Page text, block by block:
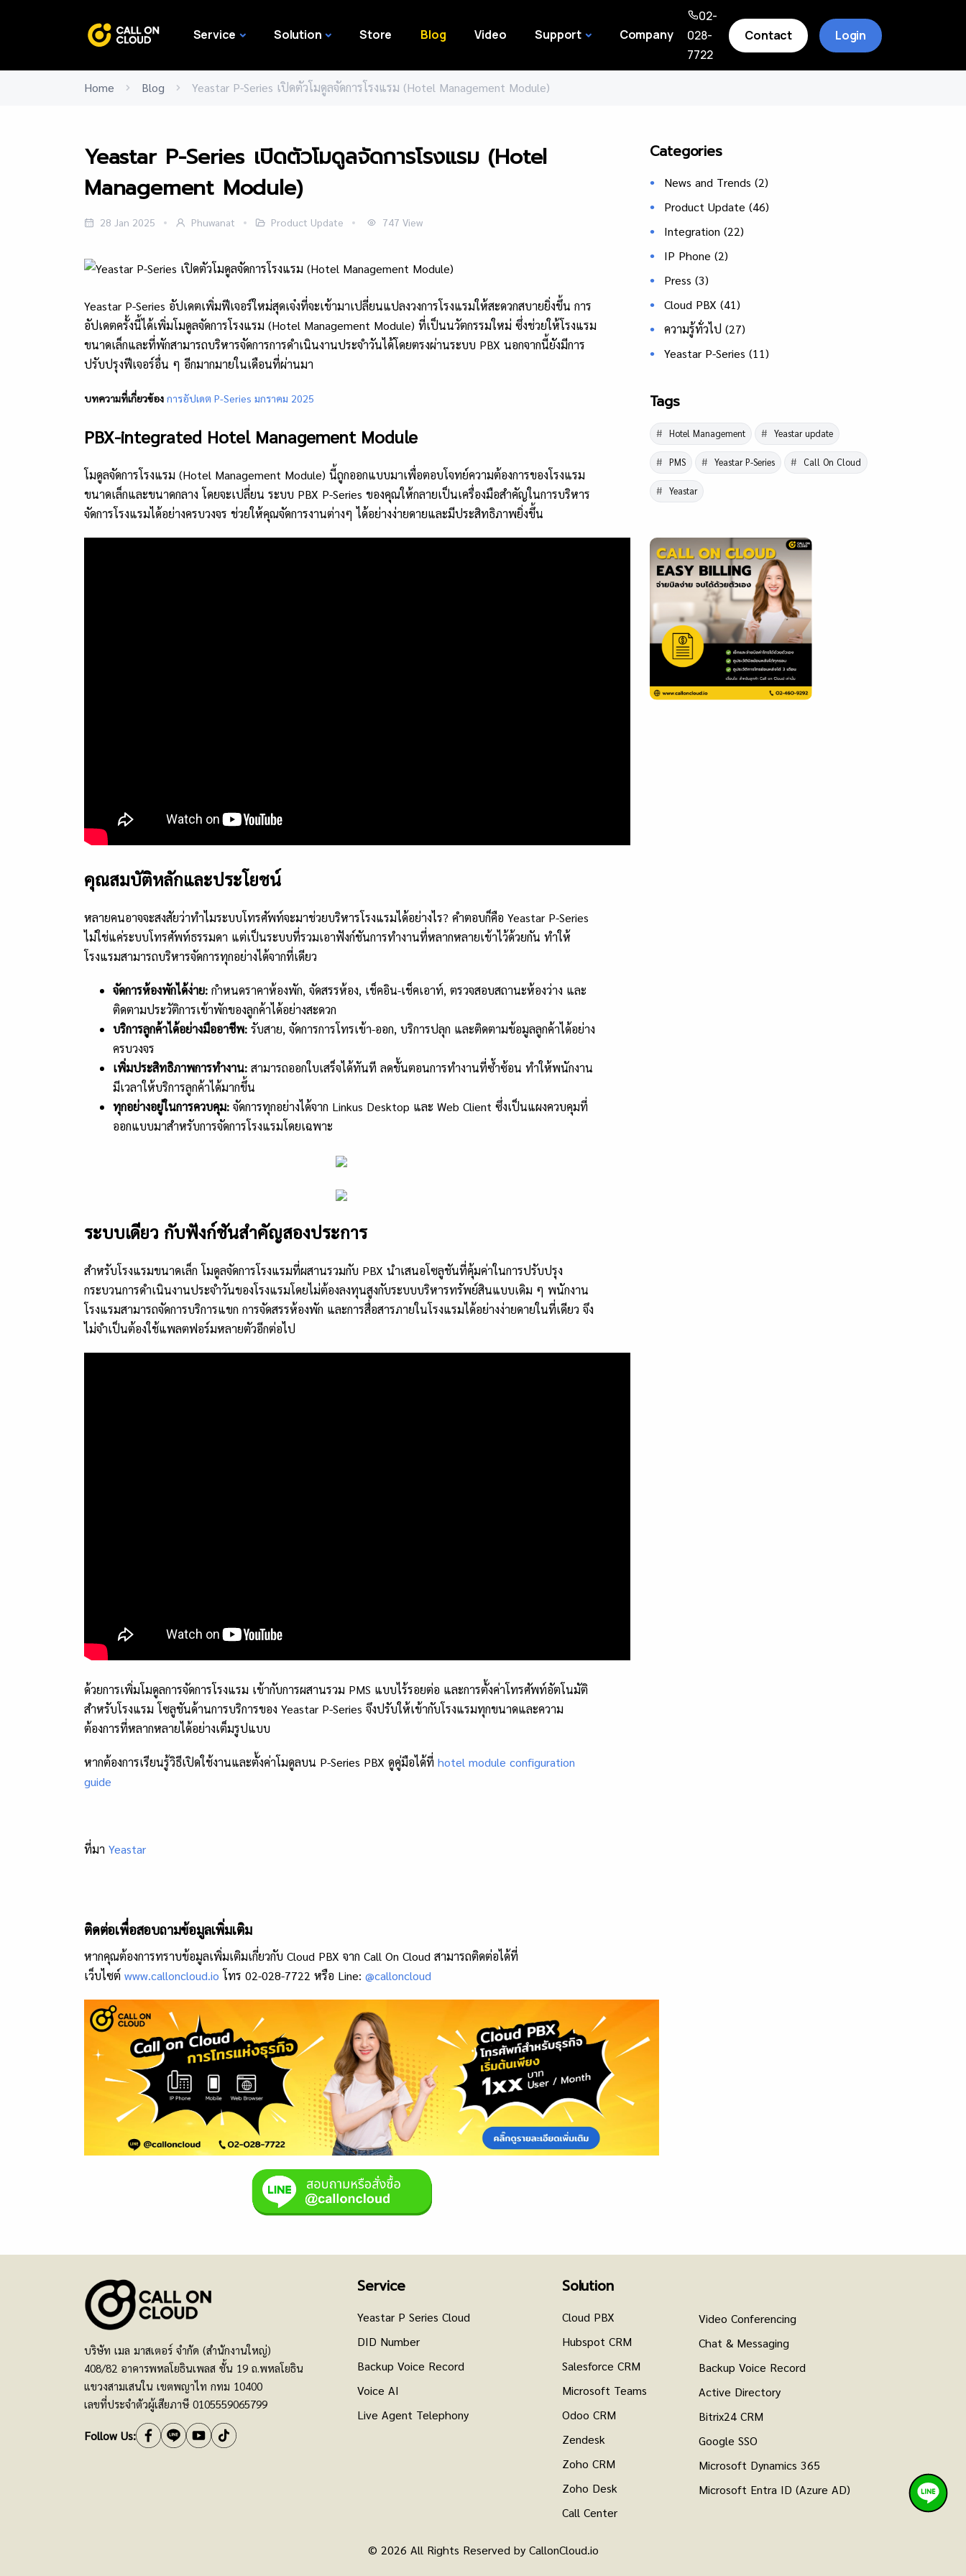
Service Solution Store Blog Video Support Company
02-
028-
7722
Contact Login
Home Blog Yeastar P-Series เปิดตัวโมดูลจัดการโรงแรม (Hotel Management Module)
Yeastar P-Series เปิดตัวโมดูลจัดการโรงแรม (Hotel
Management Module)
28 Jan 2025 Phuwanat Product Update 747 View
Yeastar P-Series อัปเดตเพิ่มฟีเจอร์ใหม่สุดเจ๋งที่จะเข้ามาเปลี่ยนแปลงวงการโรงแรมให้สะดวกสบายยิ่งขึ้น การ
อัปเดตครั้งนี้ได้เพิ่มโมดูลจัดการโรงแรม (Hotel Management Module) ที่เป็นนวัตกรรมใหม่ ซึ่งช่วยให้โรงแรม
ขนาดเล็กและที่พักสามารถบริหารจัดการการดำเนินงานประจำวันได้โดยตรงผ่านระบบ PBX นอกจากนี้ยังมีการ
ปรับปรุงฟีเจอร์อื่น ๆ อีกมากมายในเดือนที่ผ่านมา
บทความที่เกี่ยวข้อง การอัปเดต P-Series มกราคม 2025
PBX-integrated Hotel Management Module
โมดูลจัดการโรงแรม (Hotel Management Module) นี้ถูกออกแบบมาเพื่อตอบโจทย์ความต้องการของโรงแรม
ขนาดเล็กและขนาดกลาง โดยจะเปลี่ยน ระบบ PBX P-Series ของคุณให้กลายเป็นเครื่องมือสำคัญในการบริหาร
จัดการโรงแรมได้อย่างครบวงจร ช่วยให้คุณจัดการงานต่างๆ ได้อย่างง่ายดายและมีประสิทธิภาพยิ่งขึ้น
คุณสมบัติหลักและประโยชน์
หลายคนอาจจะสงสัยว่าทำไมระบบโทรศัพท์จะมาช่วยบริหารโรงแรมได้อย่างไร? คำตอบก็คือ Yeastar P-Series
ไม่ใช่แค่ระบบโทรศัพท์ธรรมดา แต่เป็นระบบที่รวมเอาฟังก์ชันการทำงานที่หลากหลายเข้าไว้ด้วยกัน ทำให้
โรงแรมสามารถบริหารจัดการทุกอย่างได้จากที่เดียว
จัดการห้องพักได้ง่าย: กำหนดราคาห้องพัก, จัดสรรห้อง, เช็คอิน-เช็คเอาท์, ตรวจสอบสถานะห้องว่าง และ
ติดตามประวัติการเข้าพักของลูกค้าได้อย่างสะดวก
บริการลูกค้าได้อย่างมืออาชีพ: รับสาย, จัดการการโทรเข้า-ออก, บริการปลุก และติดตามข้อมูลลูกค้าได้อย่าง
ครบวงจร
เพิ่มประสิทธิภาพการทำงาน: สามารถออกใบเสร็จได้ทันที ลดขั้นตอนการทำงานที่ซ้ำซ้อน ทำให้พนักงาน
มีเวลาให้บริการลูกค้าได้มากขึ้น
ทุกอย่างอยู่ในการควบคุม: จัดการทุกอย่างได้จาก Linkus Desktop และ Web Client ซึ่งเป็นแผงควบคุมที่
ออกแบบมาสำหรับการจัดการโรงแรมโดยเฉพาะ
ระบบเดียว กับฟังก์ชันสำคัญสองประการ
สำหรับโรงแรมขนาดเล็ก โมดูลจัดการโรงแรมที่ผสานรวมกับ PBX นำเสนอโซลูชันที่คุ้มค่าในการปรับปรุง
กระบวนการดำเนินงานประจำวันของโรงแรมโดยไม่ต้องลงทุนสูงกับระบบบริหารทรัพย์สินแบบเดิม ๆ พนักงาน
โรงแรมสามารถจัดการบริการแขก การจัดสรรห้องพัก และการสื่อสารภายในโรงแรมได้อย่างง่ายดายในที่เดียว จึง
ไม่จำเป็นต้องใช้แพลตฟอร์มหลายตัวอีกต่อไป
ด้วยการเพิ่มโมดูลการจัดการโรงแรม เข้ากับการผสานรวม PMS แบบไร้รอยต่อ และการตั้งค่าโทรศัพท์อัตโนมัติ
สำหรับโรงแรม โซลูชันด้านการบริการของ Yeastar P-Series จึงปรับให้เข้ากับโรงแรมทุกขนาดและความ
ต้องการที่หลากหลายได้อย่างเต็มรูปแบบ
หากต้องการเรียนรู้วิธีเปิดใช้งานและตั้งค่าโมดูลบน P-Series PBX ดูคู่มือได้ที่ hotel module configuration
guide
ที่มา Yeastar
ติดต่อเพื่อสอบถามข้อมูลเพิ่มเติม
หากคุณต้องการทราบข้อมูลเพิ่มเติมเกี่ยวกับ Cloud PBX จาก Call On Cloud สามารถติดต่อได้ที่
เว็บไซต์ www.calloncloud.io โทร 02-028-7722 หรือ Line: @calloncloud
Categories
News and Trends (2)
Product Update (46)
Integration (22)
IP Phone (2)
Press (3)
Cloud PBX (41)
ความรู้ทั่วไป (27)
Yeastar P-Series (11)
Tags
Hotel Management Yeastar update
PMS Yeastar P-Series Call On Cloud
Yeastar
บริษัท เมล มาสเตอร์ จำกัด (สำนักงานใหญ่)
408/82 อาคารพหลโยธินเพลส ชั้น 19 ถ.พหลโยธิน
แขวงสามเสนใน เขตพญาไท กทม 10400
เลขที่ประจำตัวผู้เสียภาษี 0105559065799
Follow Us:
Service
Yeastar P Series Cloud
DID Number
Backup Voice Record
Voice AI
Live Agent Telephony
Solution
Cloud PBX
Hubspot CRM
Salesforce CRM
Microsoft Teams
Odoo CRM
Zendesk
Zoho CRM
Zoho Desk
Call Center
Video Conferencing
Chat & Messaging
Backup Voice Record
Active Directory
Bitrix24 CRM
Google SSO
Microsoft Dynamics 365
Microsoft Entra ID (Azure AD)
© 2026 All Rights Reserved by CallonCloud.io